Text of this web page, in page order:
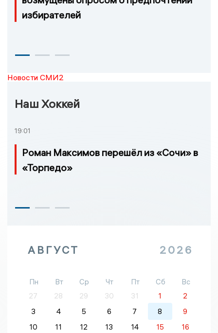
избирателей
Новости СМИ2
Наш Хоккей
19:01
Роман Максимов перешёл из «Сочи» в
«Торпедо»
АВГУСТ 2026
Пн Вт Ср Чт Пт Сб
Вс
27
28 29 30 31 1
2
3
4 5 6 7 8
9
10
11 12 13 14 15
16